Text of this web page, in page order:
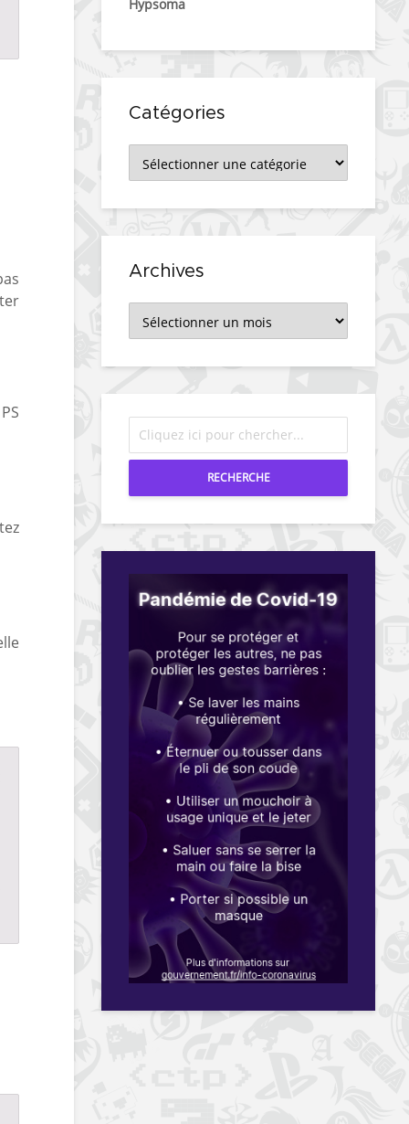
Hypsoma
Catégories
Archives
RECHERCHE